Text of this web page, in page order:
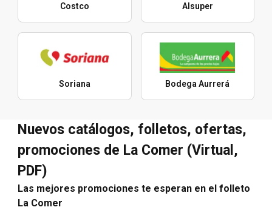
Costco Alsuper
Soriana Bodega Aurrerá
Nuevos catálogos, folletos, ofertas,
promociones de La Comer (Virtual,
PDF)
Las mejores promociones te esperan en el folleto
La Comer